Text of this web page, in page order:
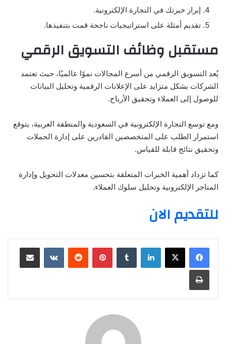
إبراز خبرتك في التجارة الإلكترونية.
تقديم أمثلة على استراتيجيات ناجحة قمت بتنفيذها.
مستقبل وظائف التسويق الرقمي
يُعد التسويق الرقمي من أسرع المجالات نموًا عالميًا، حيث تعتمد
الشركات بشكل متزايد على الإعلانات الرقمية وتحليل البيانات
للوصول إلى العملاء وتحقيق الأرباح.
ومع توسع التجارة الإلكترونية في السعودية والمنطقة العربية، يتوقع
استمرار الطلب على المتخصصين القادرين على إدارة الحملات
وتحقيق نتائج قابلة للقياس.
كما تزداد أهمية الخبرات المتعلقة بتحسين معدلات التحويل وإدارة
المتاجر الإلكترونية وتحليل سلوك العملاء.
للتقديم الان
لينكدإن بينتيريست مشاركة عبر البريد
طباعة